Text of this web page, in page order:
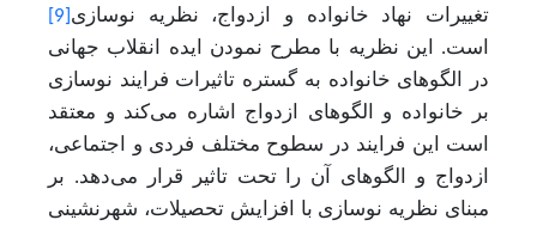
تغییرات نهاد خانواده و ازدواج، نظریه نوسازی [9]
است. این نظریه با مطرح نمودن ایده انقلاب جهانی
در الگوهای خانواده به گستره تاثیرات فرایند نوسازی
بر خانواده و الگوهای ازدواج اشاره می‌کند و معتقد
است این فرایند در سطوح مختلف فردی و اجتماعی،
ازدواج و الگوهای آن را تحت تاثیر قرار می‌دهد. بر
مبنای نظریه نوسازی با افزایش تحصیلات، شهرنشینی